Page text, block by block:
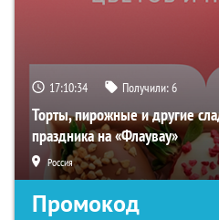
17:10:33 Получили:6
Торты, пирожные и другие
праздника на «Флаувау»
Россия
Промокод